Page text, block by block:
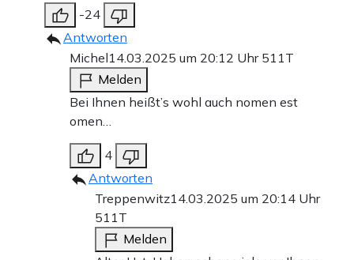
-24
Antworten
Michel14.03.2025 um 20:12 Uhr 511T
Melden
Bei Ihnen heißt’s wohl auch nomen est
omen…
4
Antworten
Treppenwitz14.03.2025 um 20:14 Uhr
511T
Melden